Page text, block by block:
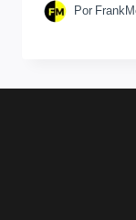
Por